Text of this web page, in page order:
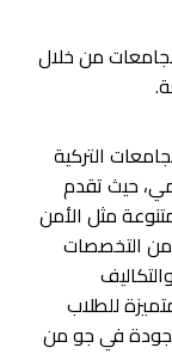
من خلال
التركية
حيث تقدم
مثل الأمن
من التخصصات
للطلاب
في جو من